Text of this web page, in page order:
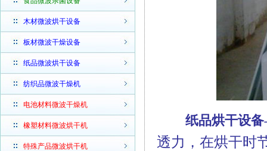
木材微波烘干设备
板材微波干燥设备
纸品微波烘干设备
纺织品微波干燥机
电池材料微波干燥机
橡塑材料微波烘干机
特殊产品微波烘干机
纸品烘干设备
透力，在烘干时